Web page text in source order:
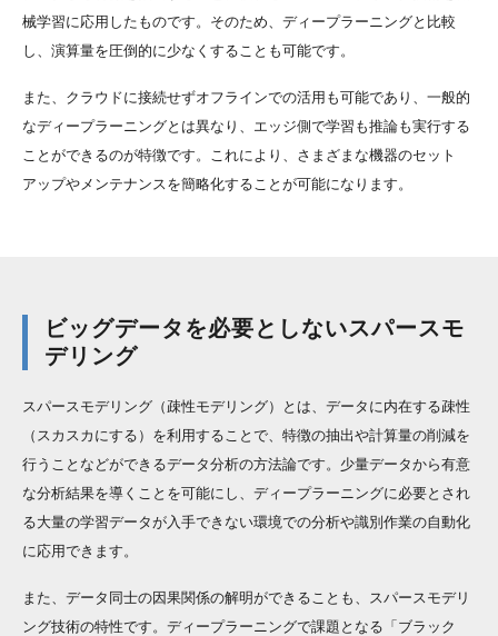
械学習に応用したものです。そのため、ディープラーニングと比較
し、演算量を圧倒的に少なくすることも可能です。
また、クラウドに接続せずオフラインでの活用も可能であり、一般的
なディープラーニングとは異なり、エッジ側で学習も推論も実行する
ことができるのが特徴です。これにより、さまざまな機器のセット
アップやメンテナンスを簡略化することが可能になります。
ビッグデータを必要としないスパースモ
デリング
スパースモデリング（疎性モデリング）とは、データに内在する疎性
（スカスカにする）を利用することで、特徴の抽出や計算量の削減を
行うことなどができるデータ分析の方法論です。少量データから有意
な分析結果を導くことを可能にし、ディープラーニングに必要とされ
る大量の学習データが入手できない環境での分析や識別作業の自動化
に応用できます。
また、データ同士の因果関係の解明ができることも、スパースモデリ
ング技術の特性です。ディープラーニングで課題となる「ブラック